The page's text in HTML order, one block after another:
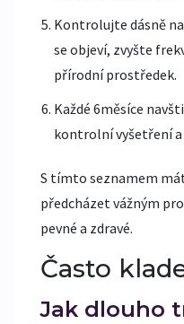
Kontrolujte dásně
se objeví, zvyšte
přírodní prostředek.
Každé 6měsíce
kontrolní vyšetření
S tímto seznamem
předcházet vážným
pevné a zdravé.
Často
Jak dlouho